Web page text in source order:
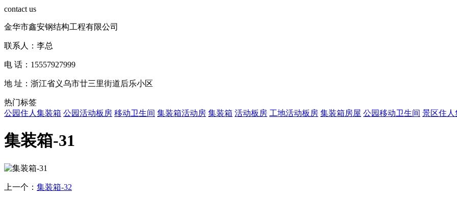
contact us
金华市鑫安钢结构工程有限公司
联系人：李总
电 话：15557927999
地 址：浙江省义乌市廿三里街道后乐小区
热门标签
公园住人集装箱 公园活动板房 移动卫生间 集装箱活动房 集装箱 活动板房 工地活动板房 集装箱房屋 公园移动卫生间 景区住人
集装箱-31
上一个： 集装箱-32